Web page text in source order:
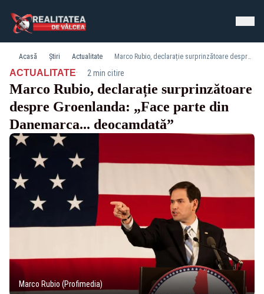
Acasă Știri Actualitate Marco Rubio, declarație surprinzătoare despre Groenlanda: „Face parte din Danemarca... deocamdată”
ACTUALITATE· 2 min citire
Marco Rubio, declarație surprinzătoare
despre Groenlanda: „Face parte din
Danemarca... deocamdată”
Marco Rubio (Profimedia)